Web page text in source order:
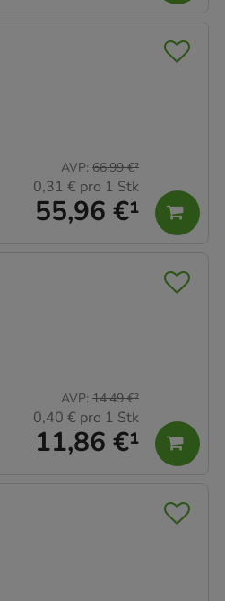
55,96 €¹
AVP: 66,99 €²
0,31 € pro 1 Stk
11,86 €¹
AVP: 14,49 €²
0,40 € pro 1 Stk